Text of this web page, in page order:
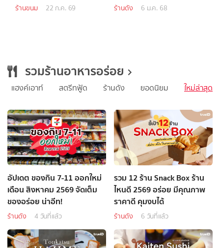
ร้านขนม 22 ก.ค. 69 ร้านดัง 6 ม.ค. 68
รวมร้านอาหารอร่อย
ใหม่ล่าสุด
ยอดนิยม
ร้านดัง
สตรีทฟู้ด
แฮงค์เอาท์
อัปเดต ของกิน 7-11 ออกใหม่
เดือน สิงหาคม 2569 จัดเต็ม
ของอร่อย น่าอีท!
ร้านดัง 4 วันที่แล้ว
รวม 12 ร้าน Snack Box ร้าน
ไหนดี 2569 อร่อย มีคุณภาพ
ราคาดี คุมงบได้
ร้านดัง 6 วันที่แล้ว